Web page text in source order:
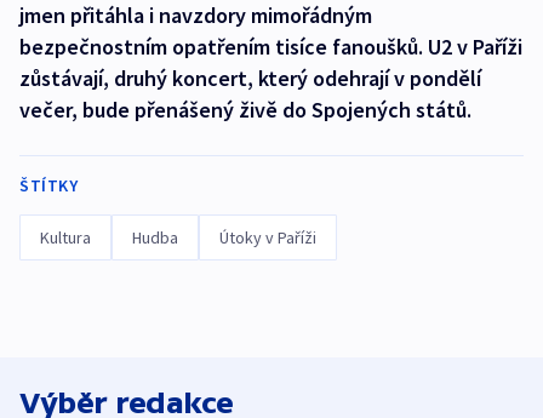
jmen přitáhla i navzdory mimořádným
bezpečnostním opatřením tisíce fanoušků. U2 v Paříži
zůstávají, druhý koncert, který odehrají v pondělí
večer, bude přenášený živě do Spojených států.
ŠTÍTKY
Kultura Hudba Útoky v Paříži
Výběr redakce